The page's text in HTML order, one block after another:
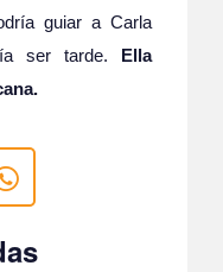
guiar a Carla
ser tarde.
Ella